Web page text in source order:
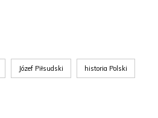
Józef Piłsudski historia Polski